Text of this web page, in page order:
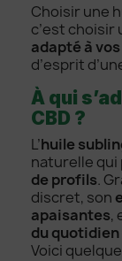
Choisir une
c’est choisir
adapté à
d’esprit
À qui
CBD ?
L’huile
naturelle qui
de profils.
discret, son
apaisantes,
du quotidien
Voici